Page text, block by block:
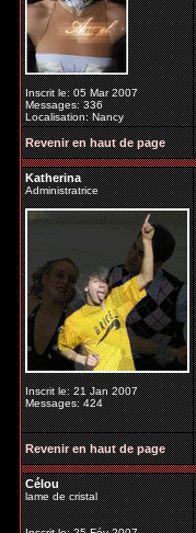
Inscrit le: 05 Mar 2007
Messages: 336
Localisation: Nancy
Revenir en haut de page
Katherina
Administratrice
Inscrit le: 21 Jan 2007
Messages: 424
Revenir en haut de page
Célou
lame de cristal